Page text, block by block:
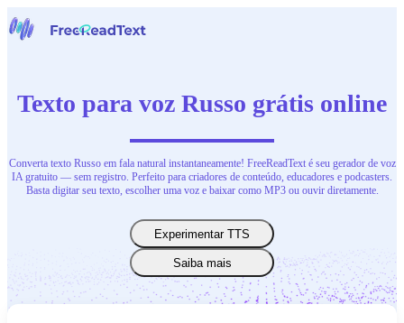
Ferramentas
Contate-Nos
Texto para voz Russo grátis online
Converta texto Russo em fala natural instantaneamente! FreeReadText é seu gerador de voz
IA gratuito — sem registro. Perfeito para criadores de conteúdo, educadores e podcasters.
Basta digitar seu texto, escolher uma voz e baixar como MP3 ou ouvir diretamente.
Experimentar TTS
Saiba mais